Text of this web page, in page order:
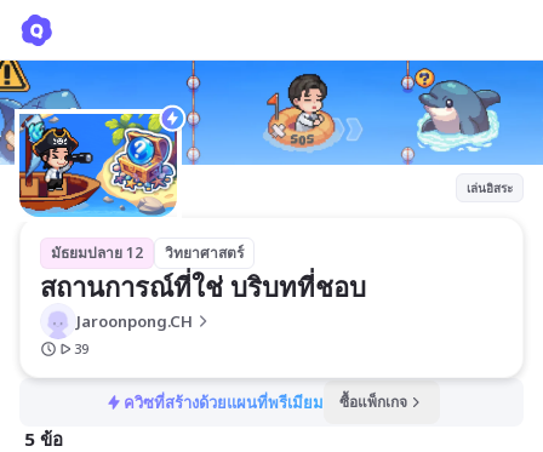
เล่นอิสระ
มัธยมปลาย 12 วิทยาศาสตร์
สถานการณ์ที่ใช่ บริบทที่ชอบ
Jaroonpong.CH
39
ควิซที่สร้างด้วยแผนที่พรีเมียม ซื้อแพ็กเกจ
5 ข้อ